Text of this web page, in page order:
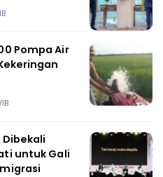
Pompa Air
Dibekali
untuk Gali